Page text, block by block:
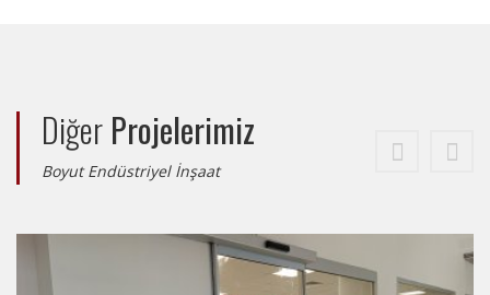
Diğer Projelerimiz
Boyut Endüstriyel İnşaat